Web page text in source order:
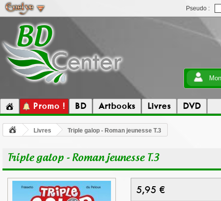
Pseudo :
Promo ! BD Artbooks Livres DVD
Livres Triple galop - Roman jeunesse T.3
Triple galop - Roman jeunesse T.3
5,95 €